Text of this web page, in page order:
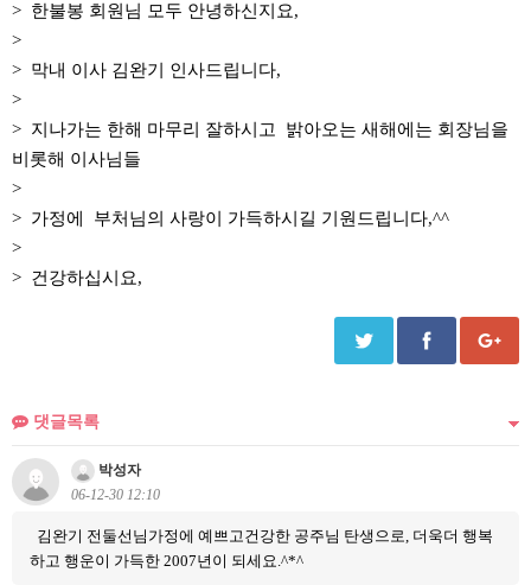
> 한불봉 회원님 모두 안녕하신지요,
>
> 막내 이사 김완기 인사드립니다,
>
> 지나가는 한해 마무리 잘하시고 밝아오는 새해에는 회장님을
비롯해 이사님들
>
> 가정에 부처님의 사랑이 가득하시길 기원드립니다,^^
>
> 건강하십시요,
댓글목록
박성자
06-12-30 12:10
김완기 전둘선님가정에 예쁘고건강한 공주님 탄생으로, 더욱더 행복
하고 행운이 가득한 2007년이 되세요.^*^